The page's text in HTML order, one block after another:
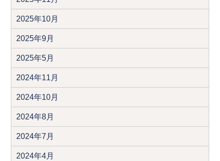
2025年10月
2025年9月
2025年5月
2024年11月
2024年10月
2024年8月
2024年7月
2024年4月